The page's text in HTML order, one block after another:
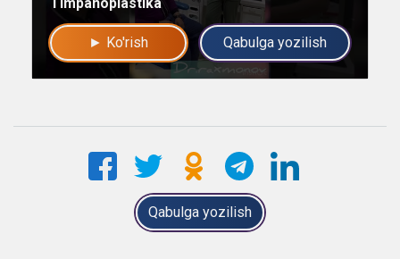
► Ko'rish Qabulga yozilish
Qabulga yozilish